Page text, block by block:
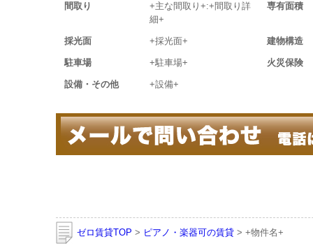
間取り
+主な間取り+:+間取り詳
細+
専有面積
採光面 +採光面+ 建物構造
駐車場 +駐車場+ 火災保険
設備・その他 +設備+
ゼロ賃貸TOP > ピアノ・楽器可の賃貸 > +物件名+